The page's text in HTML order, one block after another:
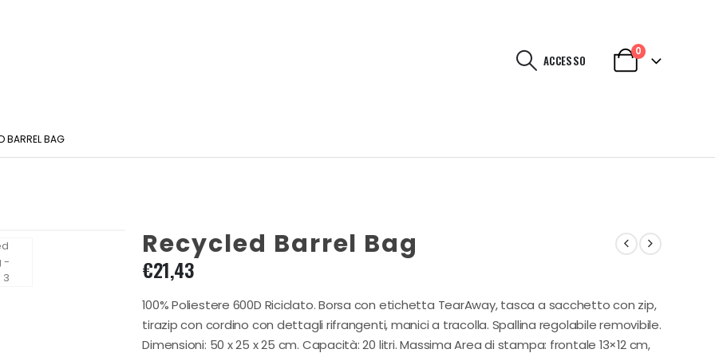
ACCESSO
0
BARREL BAG
Recycled Barrel Bag
€21,43
100% Poliestere 600D Riciclato. Borsa con etichetta TearAway, tasca a sacchetto con zip,
tirazip con cordino con dettagli rifrangenti, manici a tracolla. Spallina regolabile removibile.
Dimensioni: 50 x 25 x 25 cm. Capacità: 20 litri. Massima Area di stampa: frontale 13×12 cm,